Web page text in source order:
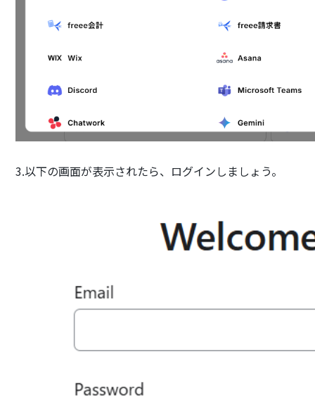
3.以下の画面が表示されたら、ログインしましょう。